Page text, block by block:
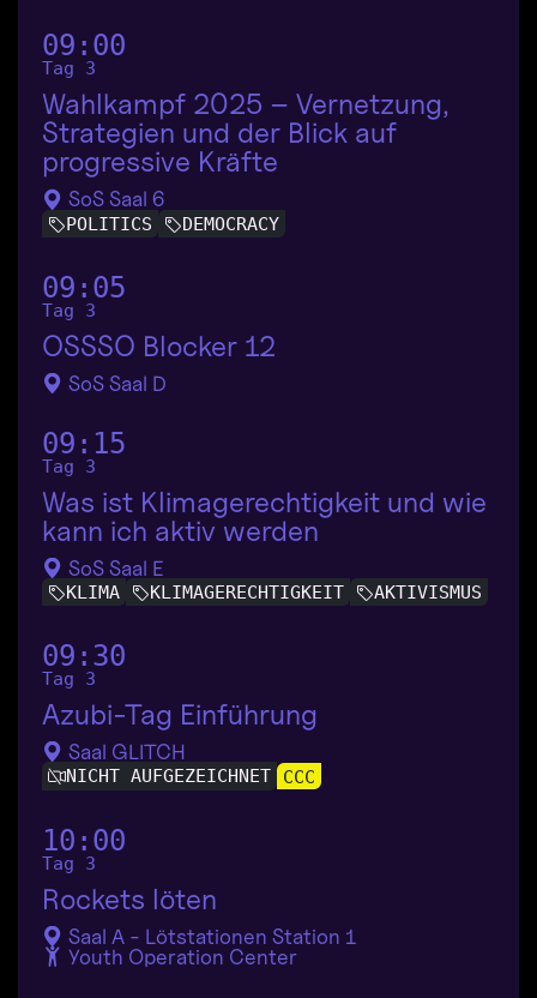
09:00
Tag 3
Wahlkampf 2025 – Vernetzung,
Strategien und der Blick auf
progressive Kräfte
SoS Saal 6
POLITICS DEMOCRACY
09:05
Tag 3
OSSSO Blocker 12
SoS Saal D
09:15
Tag 3
Was ist Klimagerechtigkeit und wie
kann ich aktiv werden
SoS Saal E
KLIMA KLIMAGERECHTIGKEIT AKTIVISMUS
09:30
Tag 3
Azubi-Tag Einführung
Saal GLITCH
NICHT AUFGEZEICHNET CCC
10:00
Tag 3
Rockets löten
Saal A - Lötstationen Station 1
Youth Operation Center